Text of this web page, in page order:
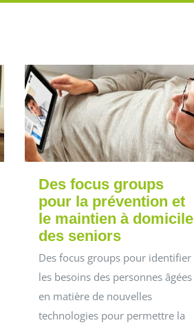
Des focus groups
pour la prévention et
le maintien à domicile
des seniors
Des focus groups pour identifier
les besoins des personnes âgées
en matière de nouvelles
technologies pour permettre la